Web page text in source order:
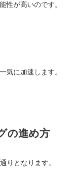
性が高いのです。
気に加速します。
の進め方
りとなります。